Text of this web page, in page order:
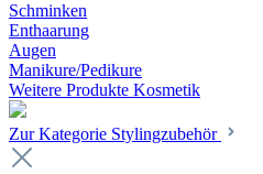
Schminken
Enthaarung
Augen
Manikure/Pedikure
Weitere Produkte Kosmetik
Zur Kategorie Stylingzubehör